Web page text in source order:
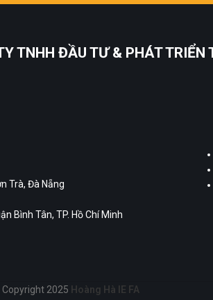
TNHH ĐẦU TƯ & PHÁT TRIỂN
Trà, Đà Nẵng
Bình Tân, TP. Hồ Chí Minh
Copyright 2025 Hoàng Hà IE FA